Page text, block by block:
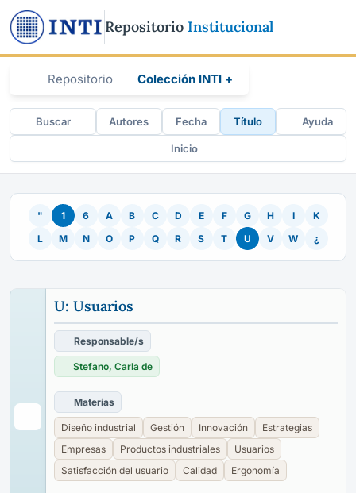
Repositorio Institucional
Repositorio Colección INTI +
Buscar Autores Fecha Título Ayuda
Inicio
" 1 6 A B C D E F G H I
K
L
M N O P Q R S T U V W ¿
U: Usuarios
Responsable/s
Stefano, Carla de
Materias
Diseño industrial Gestión Innovación
Estrategias
Empresas
Productos industriales
Usuarios
Satisfacción del usuario
Calidad Ergonomía